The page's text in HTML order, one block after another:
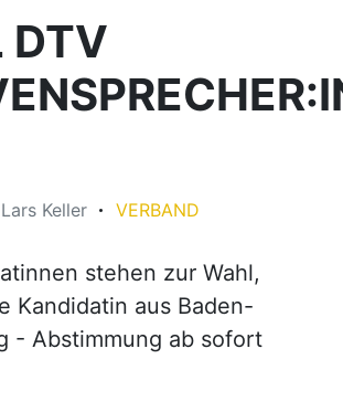
DTV
Lars Keller VERBAND
stehen zur Wahl,
Kandidatin aus Baden-
- Abstimmung ab sofort